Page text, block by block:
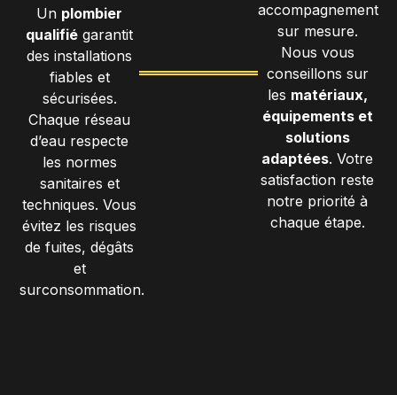
Un plombier
qualifié garantit
des installations
fiables et
sécurisées.
Chaque réseau
d’eau respecte
les normes
sanitaires et
techniques. Vous
évitez les risques
de fuites, dégâts
et
surconsommation.
accompagnement
sur mesure.
Nous vous
conseillons sur
les matériaux,
équipements et
solutions
adaptées. Votre
satisfaction reste
notre priorité à
chaque étape.